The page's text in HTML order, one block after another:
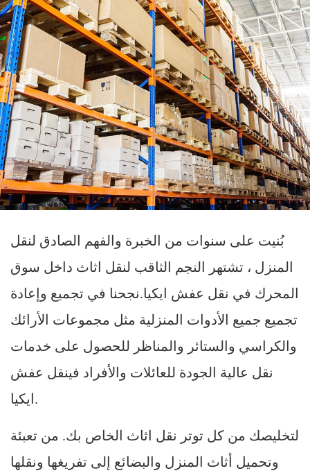
بُنيت على سنوات من الخبرة والفهم الصادق لنقل
المنزل ، تشتهر النجم الثاقب لنقل اثاث داخل سوق
المحرك في نقل عفش ايكيا.نجحنا في تجميع وإعادة
تجميع جميع الأدوات المنزلية مثل مجموعات الأرائك
والكراسي والستائر والمناظر للحصول على خدمات
نقل عالية الجودة للعائلات والأفراد فينقل عفش
ايكيا.
لتخليصك من كل توتر نقل اثاث الخاص بك. من تعبئة
وتحميل أثاث المنزل والبضائع إلى تفريغها ونقلها